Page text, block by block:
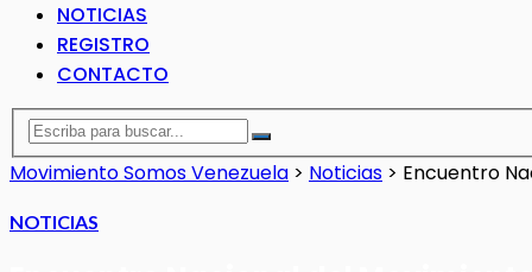
NOTICIAS
REGISTRO
CONTACTO
Movimiento Somos Venezuela > Noticias > Encuentro
NOTICIAS